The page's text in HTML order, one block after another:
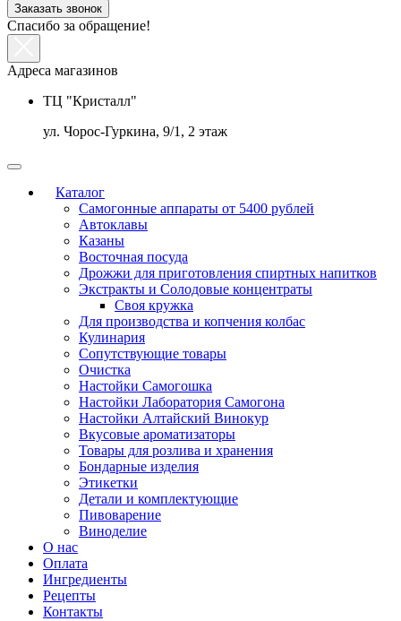
Заказать звонок
Спасибо за обращение!
Адреса магазинов
ТЦ "Кристалл"
ул. Чорос-Гуркина, 9/1, 2 этаж
Каталог
Самогонные аппараты от 5400 рублей
Автоклавы
Казаны
Восточная посуда
Дрожжи для приготовления спиртных напитков
Экстракты и Солодовые концентраты
Своя кружка
Для производства и копчения колбас
Кулинария
Сопутствующие товары
Очистка
Настойки Самогошка
Настойки Лаборатория Самогона
Настойки Алтайский Винокур
Вкусовые ароматизаторы
Товары для розлива и хранения
Бондарные изделия
Этикетки
Детали и комплектующие
Пивоварение
Виноделие
О нас
Оплата
Ингредиенты
Рецепты
Контакты